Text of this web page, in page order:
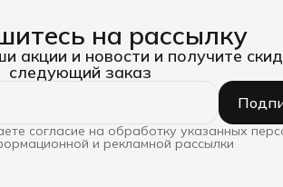
на рассылку
акции и новости и получите
следующий заказ
согласие на обработку указанных
и рекламной рассылки